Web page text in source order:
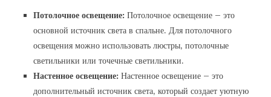
Потолочное освещение: Потолочное освещение – это
основной источник света в спальне. Для потолочного
освещения можно использовать люстры‚ потолочные
светильники или точечные светильники.
Настенное освещение: Настенное освещение – это
дополнительный источник света‚ который создает уютную